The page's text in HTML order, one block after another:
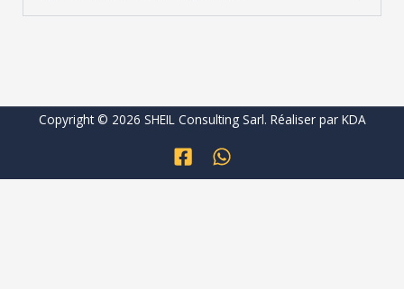
Copyright © 2026 SHEIL Consulting Sarl. Réaliser par KDA